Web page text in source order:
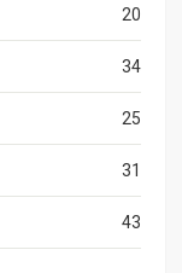
20
34
25
31
43